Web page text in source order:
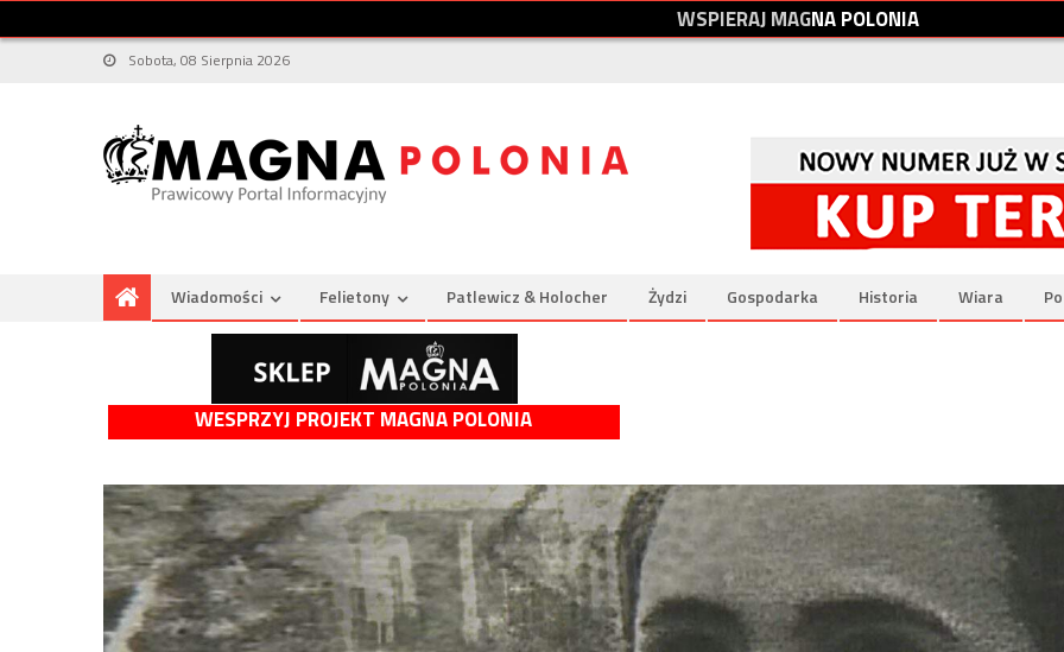
WSPIERAJMAGNAPOLONIA
Sobota, 08 Sierpnia 2026
Wiadomości Felietony Patlewicz & Holocher Żydzi Gospodarka Historia Wiara
WESPRZYJ PROJEKT MAGNA POLONIA